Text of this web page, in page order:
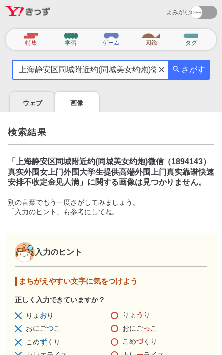
よみがな
カ
テ
特集 学習 ゲーム 図鑑 タグ
気
に
を
調
べ
よ
う
さがす
ウェブ 画像
検索結果
「
上海静安区同城附近约(同城美女约炮)微信（1894143）
真实外围女上门外围大学生提供高端外围上门真实靠谱快速
安排不收定金见人满 」に関する画像は見つかりません。
別の言葉でもう一度さがしてみましょう。
「入力のヒント」も参考にしてね。
入力のヒント
まちがえやすい文字に気をつけよう
正しく入力できていますか？
りょ おり りょ う り
おにごつこ おにごっこ
こめずくり こめづくり